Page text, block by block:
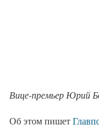
Вице-премьер Юрий
Об этом пишет